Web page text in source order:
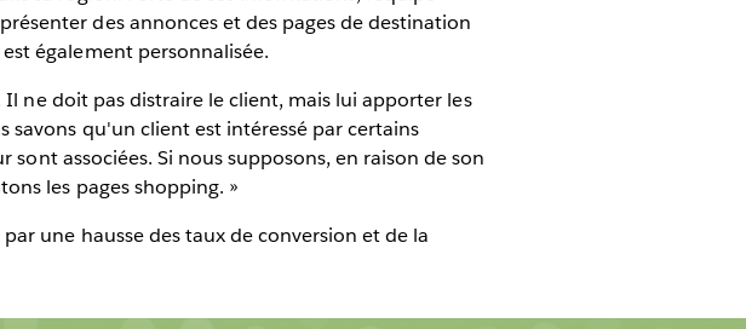
des annonces et des pages de destination
également personnalisée.
ne doit pas distraire le client, mais lui apporter les
savons qu'un client est intéressé par certains
associées. Si nous supposons, en raison de son
les pages shopping. »
une hausse des taux de conversion et de la